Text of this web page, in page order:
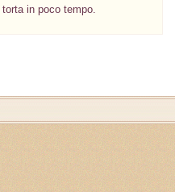
in poco tempo.